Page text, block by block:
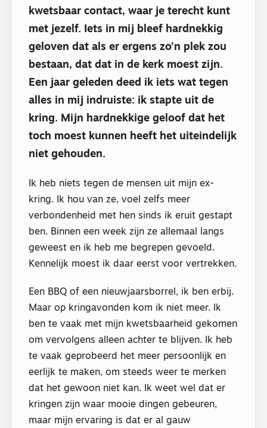
kwetsbaar contact, waar je terecht kunt
met jezelf. Iets in mij bleef hardnekkig
geloven dat als er ergens zo’n plek zou
bestaan, dat dat in de kerk moest zijn.
Een jaar geleden deed ik iets wat tegen
alles in mij indruiste: ik stapte uit de
kring. Mijn hardnekkige geloof dat het
toch moest kunnen heeft het uiteindelijk
niet gehouden.
Ik heb niets tegen de mensen uit mijn ex-
kring. Ik hou van ze, voel zelfs meer
verbondenheid met hen sinds ik eruit gestapt
ben. Binnen een week zijn ze allemaal langs
geweest en ik heb me begrepen gevoeld.
Kennelijk moest ik daar eerst voor vertrekken.
Een BBQ of een nieuwjaarsborrel, ik ben erbij.
Maar op kringavonden kom ik niet meer. Ik
ben te vaak met mijn kwetsbaarheid gekomen
om vervolgens alleen achter te blijven. Ik heb
te vaak geprobeerd het meer persoonlijk en
eerlijk te maken, om steeds weer te merken
dat het gewoon niet kan. Ik weet wel dat er
kringen zijn waar mooie dingen gebeuren,
maar mijn ervaring is dat er al gauw